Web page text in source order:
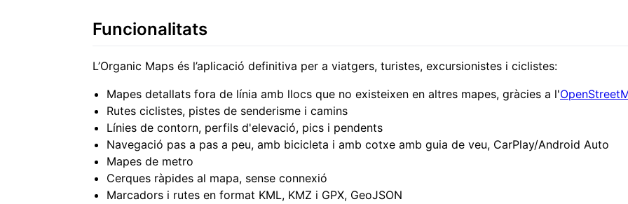
Funcionalitats
L’Organic Maps és l’aplicació definitiva per a viatgers, turistes, excursionistes i ciclistes:
Mapes detallats fora de línia amb llocs que no existeixen en altres mapes, gràcies a l'
Rutes ciclistes, pistes de senderisme i camins
Línies de contorn, perfils d'elevació, pics i pendents
Navegació pas a pas a peu, amb bicicleta i amb cotxe amb guia de veu, CarPlay/Android Auto
Mapes de metro
Cerques ràpides al mapa, sense connexió
Marcadors i rutes en format KML, KMZ i GPX, GeoJSON